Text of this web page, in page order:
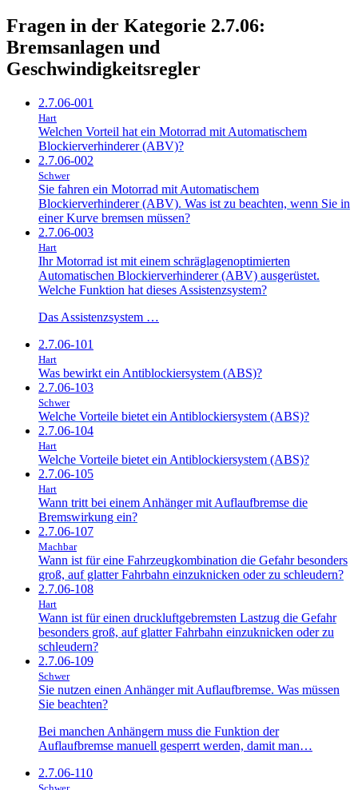
Fragen in der Kategorie 2.7.06:
Bremsanlagen und
Geschwindigkeitsregler
2.7.06-001
Hart
Welchen Vorteil hat ein Motorrad mit Automatischem
Blockierverhinderer (ABV)?
2.7.06-002
Schwer
Sie fahren ein Motorrad mit Automatischem
Blockierverhinderer (ABV). Was ist zu beachten, wenn Sie in
einer Kurve bremsen müssen?
2.7.06-003
Hart
Ihr Motorrad ist mit einem schräglagenoptimierten
Automatischen Blockierverhinderer (ABV) ausgerüstet.
Welche Funktion hat dieses Assistenzsystem?
Das Assistenzsystem …
2.7.06-101
Hart
Was bewirkt ein Antiblockiersystem (ABS)?
2.7.06-103
Schwer
Welche Vorteile bietet ein Antiblockiersystem (ABS)?
2.7.06-104
Hart
Welche Vorteile bietet ein Antiblockiersystem (ABS)?
2.7.06-105
Hart
Wann tritt bei einem Anhänger mit Auflaufbremse die
Bremswirkung ein?
2.7.06-107
Machbar
Wann ist für eine Fahrzeugkombination die Gefahr besonders
groß, auf glatter Fahrbahn einzuknicken oder zu schleudern?
2.7.06-108
Hart
Wann ist für einen druckluftgebremsten Lastzug die Gefahr
besonders groß, auf glatter Fahrbahn einzuknicken oder zu
schleudern?
2.7.06-109
Schwer
Sie nutzen einen Anhänger mit Auflaufbremse. Was müssen
Sie beachten?
Bei manchen Anhängern muss die Funktion der
Auflaufbremse manuell gesperrt werden, damit man…
2.7.06-110